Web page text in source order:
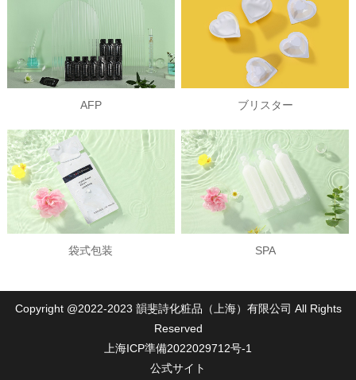
AFP ブリスター
袋式包装 SPA
Copyright @2022-2023 韻斐詩化粧品（上海）有限公司 All Rights
Reserved
上海ICP準備2022029712号-1
公式サイト